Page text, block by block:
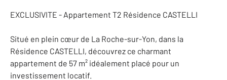
EXCLUSIVITE - Appartement T2 Résidence CASTELLI
Situé en plein cœur de La Roche-sur-Yon, dans la
Résidence CASTELLI, découvrez ce charmant
appartement de 57 m² idéalement placé pour un
investissement locatif.